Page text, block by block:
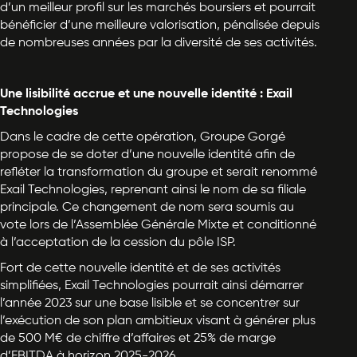
d’un meilleur profil sur les marchés boursiers et pourrait
bénéficier d’une meilleure valorisation, pénalisée depuis
de nombreuses années par la diversité de ses activités.
Une lisibilité accrue et une nouvelle identité : Exail
Technologies
Dans le cadre de cette opération, Groupe Gorgé
propose de se doter d’une nouvelle identité afin de
refléter la transformation du groupe et serait renommé
Exail Technologies, reprenant ainsi le nom de sa filiale
principale. Ce changement de nom sera soumis au
vote lors de l’Assemblée Générale Mixte et conditionné
à l’acceptation de la cession du pôle ISP.
Fort de cette nouvelle identité et de ses activités
simplifiées, Exail Technologies pourrait ainsi démarrer
l’année 2023 sur une base lisible et se concentrer sur
l’exécution de son plan ambitieux visant à générer plus
de 500 M€ de chiffre d’affaires et 25% de marge